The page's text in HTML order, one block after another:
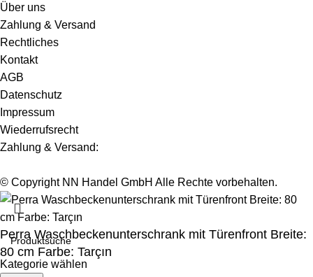
Über uns
Zahlung & Versand
Rechtliches
Kontakt
AGB
Datenschutz
Impressum
Wiederrufsrecht
Zahlung & Versand:
© Copyright NN Handel GmbH Alle Rechte vorbehalten.
Kategorie wählen
Perra Waschbeckenunterschrank mit Türenfront Breite:
80 cm Farbe: Tarçın